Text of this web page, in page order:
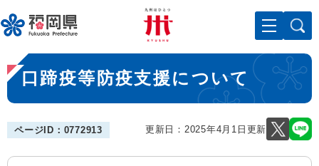
ー
ジ
先
頭
で
メニューを飛ばして本文へ
本
文
口蹄疫等防疫支援について
ページID：0772913 更新日：2025年4月1日更新